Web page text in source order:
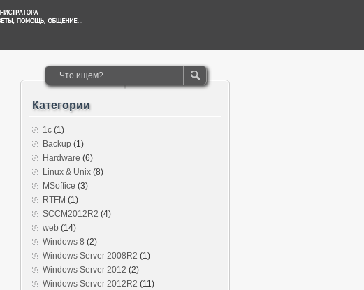
Категории
1c (1)
Backup (1)
Hardware (6)
Linux & Unix (8)
MSoffice (3)
RTFM (1)
SCCM2012R2 (4)
web (14)
Windows 8 (2)
Windows Server 2008R2 (1)
Windows Server 2012 (2)
Windows Server 2012R2 (11)